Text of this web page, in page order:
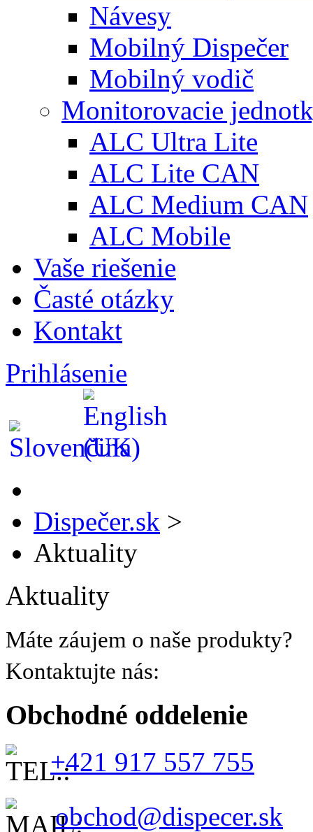
Návesy
Mobilný Dispečer
Mobilný vodič
Monitorovacie
ALC Ultra Lite
ALC Lite CAN
ALC Medium CAN
ALC Mobile
Vaše riešenie
Časté otázky
Kontakt
Prihlásenie
Dispečer.sk >
Aktuality
Aktuality
Máte záujem o naše produkty?
Kontaktujte nás:
Obchodné oddelenie
+421 917 557 755
obchod@dispecer.sk